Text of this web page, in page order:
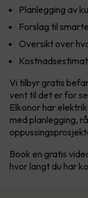
Planlegging av
Forslag til
Oversikt over
Kostnadsestimat
Vi tilbyr gratis
vent til det er for
Elkonor har
med planlegging,
Book en gratis
hvor langt du har